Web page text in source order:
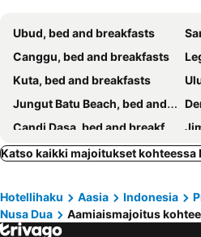
Jepun BnB Bali
Tropical Bali Hotel
Canggu Village
Exotica Bali Villa Bed and Breakfast
Ubud, bed and breakfasts
Canggu, bed and breakfasts
Kuta, bed and breakfasts
Jungut Batu Beach, bed and breakfasts
Candi Dasa, bed and breakfasts
Klungkung, bed and breakfasts
Badung, bed and breakfasts
Bangli, bed and breakfasts
Katso kaikki majoitukset kohteessa
Hotellihaku Aasia Indonesia
Nusa Dua
Aamiaismajoitus